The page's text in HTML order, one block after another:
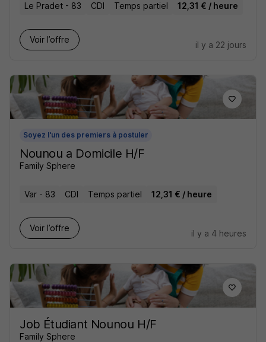
Le Pradet - 83 CDI Temps partiel 12,31 € / heure
Voir l’offre
il y a 22 jours
Soyez l'un des premiers à postuler
Nounou a Domicile H/F
Family Sphere
Var - 83 CDI Temps partiel 12,31 € / heure
Voir l’offre
il y a 4 heures
Job Étudiant Nounou H/F
Family Sphere